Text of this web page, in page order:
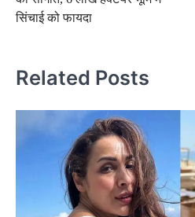
सिंचाई को फायदा
Related Posts